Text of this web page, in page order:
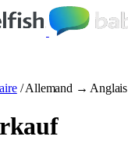
/ Allemand → Anglais